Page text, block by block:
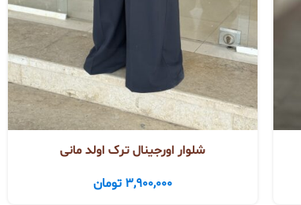
شلوار اورجینال ترک اولد مانی
3,900,000 تومان